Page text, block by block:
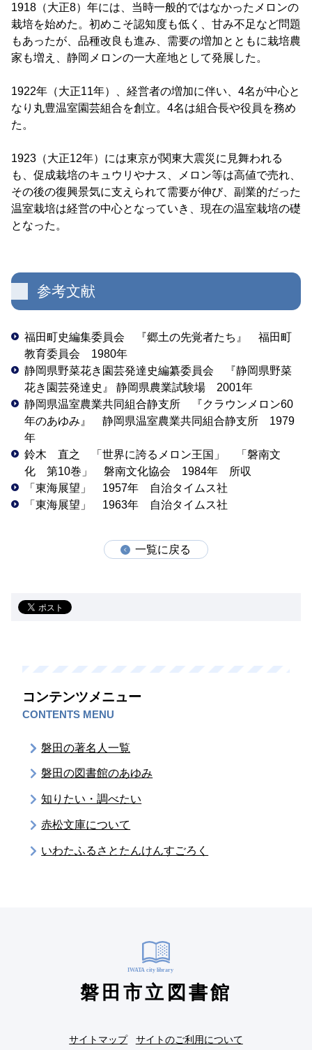
1918（大正8）年には、当時一般的ではなかったメロンの
栽培を始めた。初めこそ認知度も低く、甘み不足など問題
もあったが、品種改良も進み、需要の増加とともに栽培農
家も増え、静岡メロンの一大産地として発展した。
1922年（大正11年）、経営者の増加に伴い、4名が中心と
なり丸豊温室園芸組合を創立。4名は組合長や役員を務め
た。
1923（大正12年）には東京が関東大震災に見舞われる
も、促成栽培のキュウリやナス、メロン等は高値で売れ、
その後の復興景気に支えられて需要が伸び、副業的だった
温室栽培は経営の中心となっていき、現在の温室栽培の礎
となった。
参考文献
福田町史編集委員会 『郷土の先覚者たち』 福田町
教育委員会 1980年
静岡県野菜花き園芸発達史編纂委員会 『静岡県野菜
花き園芸発達史』 静岡県農業試験場 2001年
静岡県温室農業共同組合静支所 『クラウンメロン60
年のあゆみ』 静岡県温室農業共同組合静支所 1979
年
鈴木 直之 「世界に誇るメロン王国」 「磐南文
化 第10巻」 磐南文化協会 1984年 所収
「東海展望」 1957年 自治タイムス社
「東海展望」 1963年 自治タイムス社
一覧に戻る
コンテンツメニュー
CONTENTS MENU
磐田の著名人一覧
磐田の図書館のあゆみ
知りたい・調べたい
赤松文庫について
いわたふるさとたんけんすごろく
磐田市立図書館
サイトマップ サイトのご利用について